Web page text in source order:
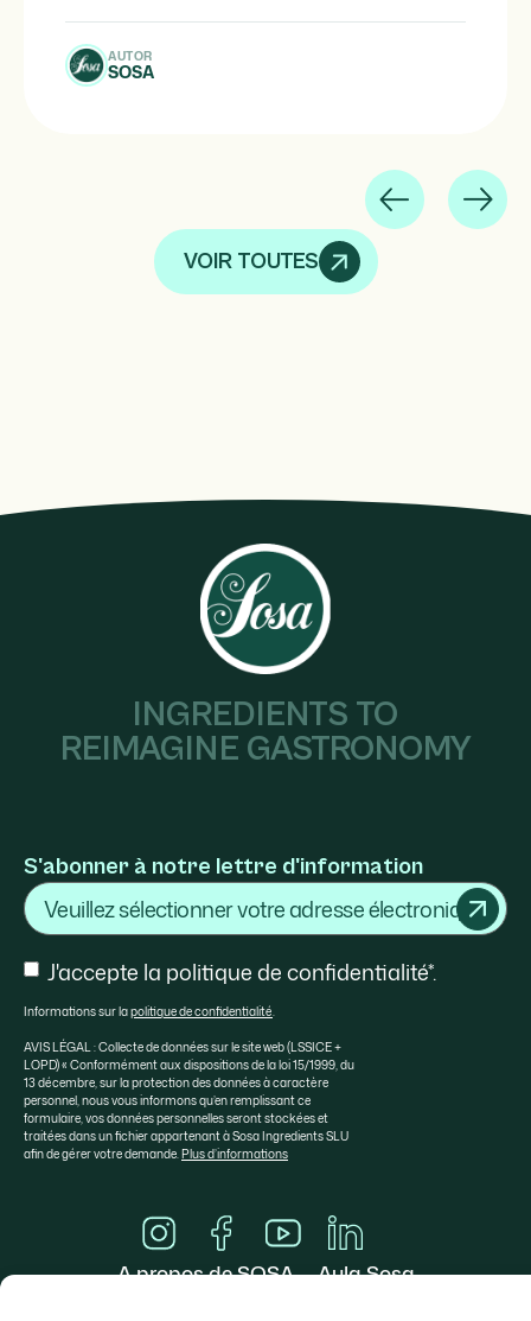
AUTOR
SOSA
VOIR TOUTES
INGREDIENTS TO
REIMAGINE GASTRONOMY
S'abonner à notre lettre d'information
Courriel
Consentement
J'accepte la politique de confidentialité*.
Informations sur lapolitique de confidentialité.
AVIS LÉGAL : Collecte de données sur le site web (LSSICE +
LOPD) « Conformément aux dispositions de la loi 15/1999, du
13 décembre, sur la protection des données à caractère
personnel, nous vous informons qu’en remplissant ce
formulaire, vos données personnelles seront stockées et
traitées dans un fichier appartenant à Sosa Ingredients SLU
afin de gérer votre demande. Plus d’informations
A propos de SOSA
Aula Sosa